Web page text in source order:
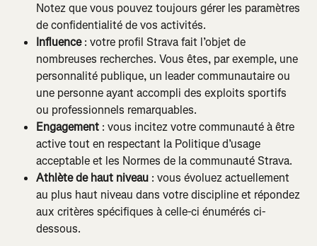
Notez que vous pouvez toujours gérer les paramètres
de confidentialité de vos activités.
Influence : votre profil Strava fait l’objet de
nombreuses recherches. Vous êtes, par exemple, une
personnalité publique, un leader communautaire ou
une personne ayant accompli des exploits sportifs
ou professionnels remarquables.
Engagement : vous incitez votre communauté à être
active tout en respectant la Politique d’usage
acceptable et les Normes de la communauté Strava.
Athlète de haut niveau : vous évoluez actuellement
au plus haut niveau dans votre discipline et répondez
aux critères spécifiques à celle-ci énumérés ci-
dessous.